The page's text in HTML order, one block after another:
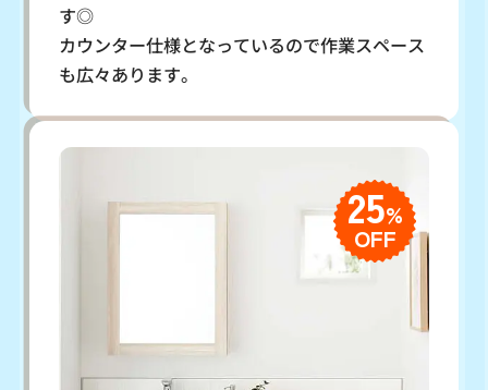
す◎
カウンター仕様となっているので作業スペース
も広々あります。
25%
OFF